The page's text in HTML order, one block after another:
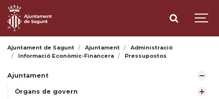
Ajuntament de Sagunt Ajuntament
Administració
Informació Econòmic-Financera
Pressupostos
Ajuntament
Òrgans de govern